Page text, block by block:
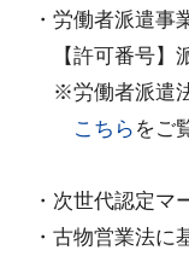
・労働者派遣事
【許可番号】
※労働者派遣法
こちら をご
・次世代認定マ
・古物営業法に